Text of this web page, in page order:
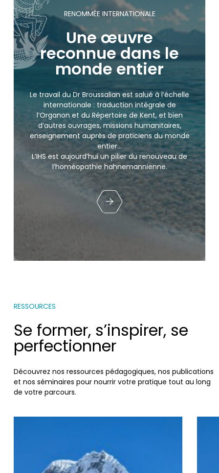
RENOMMÉE INTERNATIONALE
Une œuvre
reconnue dans le
monde entier
Le travail du Dr Broussalian est salué à l’échelle
internationale : traduction intégrale de
l’Organon et du Répertoire de Kent, et bien
d’autres ouvrages, missions humanitaires,
enseignement auprès de praticiens du monde
entier…
L’IHS est aujourd’hui un pilier du renouveau de
l’homéopathie hahnemannienne.
RESSOURCES
Se former, s’inspirer, se
perfectionner
Découvrez nos ressources pédagogiques, nos publications
et nos séminaires pour nourrir votre pratique tout au long
de votre parcours.